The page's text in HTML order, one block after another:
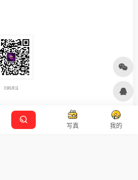
写真 我的
扫码关注
号-5 Designed by 设计资源